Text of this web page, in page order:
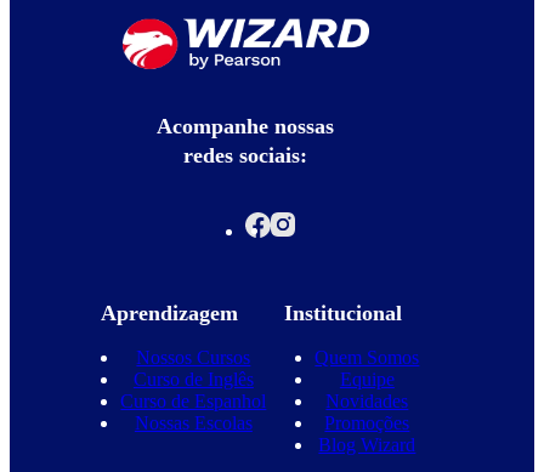
Acompanhe nossas
redes sociais:
Aprendizagem
Nossos Cursos
Curso de Inglês
Curso de Espanhol
Nossas Escolas
Institucional
Quem Somos
Equipe
Novidades
Promoções
Blog Wizard